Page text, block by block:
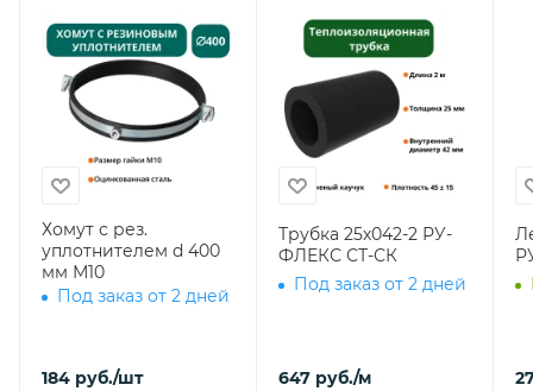
Хомут с рез.
уплотнителем d 400
мм М10
Под заказ от 2 дней
184 руб./шт
Трубка 25х042-2 РУ-
ФЛЕКС СТ-СК
Под заказ от 2 дней
647 руб./м